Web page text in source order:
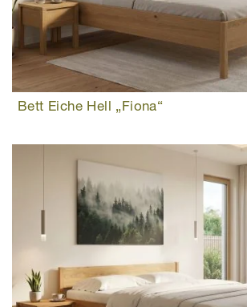
Bett Eiche Hell „Fiona“